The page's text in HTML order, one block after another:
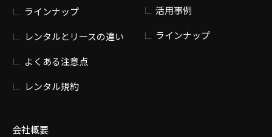
ラインナップ
レンタルとリースの違い
よくある注意点
レンタル規約
会社概要
活用事例
ラインナップ